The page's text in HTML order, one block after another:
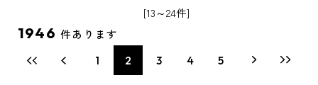
[13～24件]
1946 件あります
1 2 3 4 5